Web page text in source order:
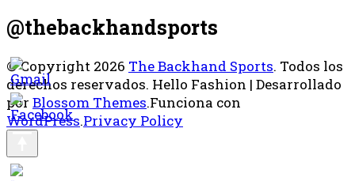
@thebackhandsports
© Copyright 2026 The Backhand Sports. Todos los
derechos reservados. Hello Fashion | Desarrollado
por Blossom Themes.Funciona con
WordPress.Privacy Policy